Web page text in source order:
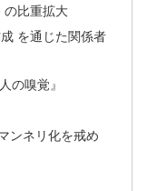
の比重拡大
を通じた関係者
の嗅覚』
ンネリ化を戒め